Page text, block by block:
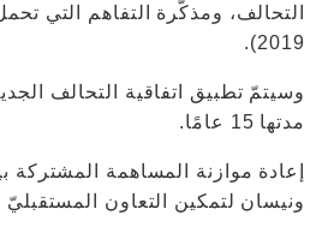
2019).
وسيتمّ تطبيق اتفاقية التحالف
مدتها 15 عامًا.
إعادة موازنة المساهمة
ونيسان لتمكين التعاون المستقبليّ